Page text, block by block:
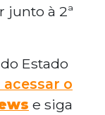
junto à 2ª
Estado
o
e siga